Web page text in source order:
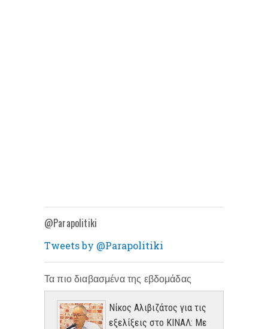
@Parapolitiki
Tweets by @Parapolitiki
Τα πιο διαβασμένα της εβδομάδας
Νίκος Αλιβιζάτος για τις
εξελίξεις στο ΚΙΝΑΛ: Με